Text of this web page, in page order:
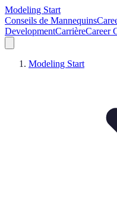
Modeling Start
Conseils de Mannequins
DevelopmentCarrièreCareer
Modeling Start